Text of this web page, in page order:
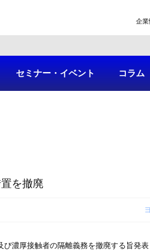
企業
セミナー・イベント コラム
を撤廃
濃厚接触者の隔離義務を撤廃する旨発